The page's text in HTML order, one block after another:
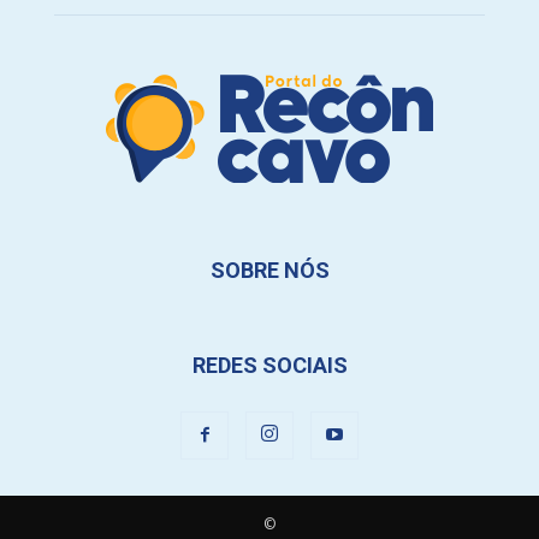
SOBRE NÓS
REDES SOCIAIS
©